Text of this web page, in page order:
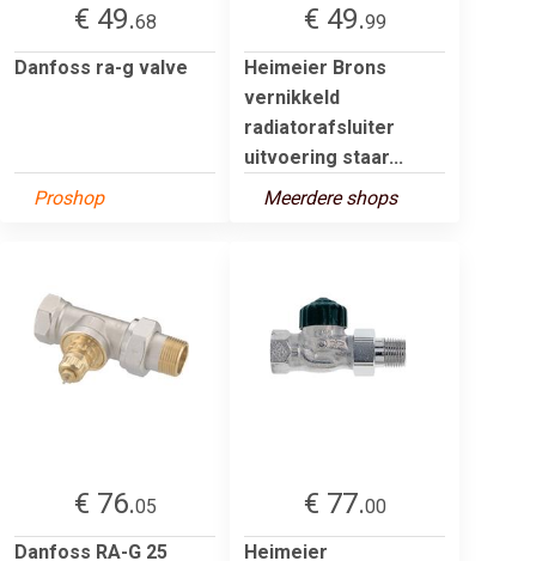
€ 49.68
Danfoss ra-g valve
Proshop
€ 49.99
Heimeier Brons
vernikkeld
radiatorafsluiter
uitvoering staar...
Meerdere shops
€ 76.05
Danfoss RA-G 25
€ 77.00
Heimeier